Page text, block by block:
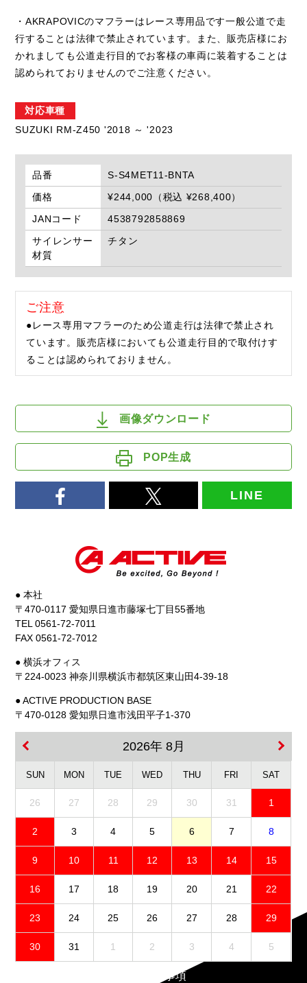
・AKRAPOVICのマフラーはレース専用品です一般公道で走
行することは法律で禁止されています。また、販売店様にお
かれましても公道走行目的でお客様の車両に装着することは
認められておりませんのでご注意ください。
対応車種
SUZUKI RM-Z450 '2018 ～ '2023
品番
S-S4MET11-BNTA
価格
¥244,000（税込 ¥268,400）
JANコード
4538792858869
サイレンサー
材質
チタン
ご注意
●レース専用マフラーのため公道走行は法律で禁止され
ています。販売店様においても公道走行目的で取付けす
ることは認められておりません。
画像ダウンロード
POP生成
LINE
● 本社
〒470-0117 愛知県日進市藤塚七丁目55番地
TEL 0561-72-7011
FAX 0561-72-7012
● 横浜オフィス
〒224-0023 神奈川県横浜市都筑区東山田4-39-18
● ACTIVE PRODUCTION BASE
〒470-0128 愛知県日進市浅田平子1-370
2026年 8月
SUN MON TUE WED THU FRI SAT
26 27 28 29 30 31 1
2 3 4 5 6 7 8
9 10 11 12 13 14 15
16 17 18 19 20 21 22
23 24 25 26 27 28 29
30 31 1 2 3 4 5
免責事項